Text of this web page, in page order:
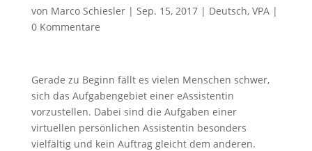
von Marco Schiesler| Sep. 15, 2017| Deutsch, VPA|
0 Kommentare
Gerade zu Beginn fällt es vielen Menschen schwer,
sich das Aufgabengebiet einer eAssistentin
vorzustellen. Dabei sind die Aufgaben einer
virtuellen persönlichen Assistentin besonders
vielfältig und kein Auftrag gleicht dem anderen.